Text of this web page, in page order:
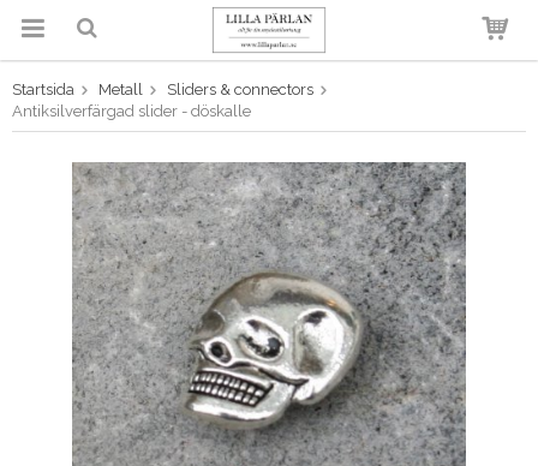
Produkten har blivit tillagd i
varukorgen
Startsida Metall
Sliders & connectors
Antiksilverfärgad slider - döskalle